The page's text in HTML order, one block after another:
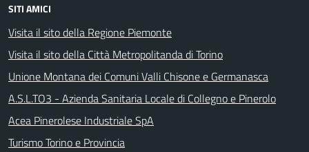
SITI AMICI
Visita il sito della Regione Piemonte
Visita il sito della Città Metropolitanda di Torino
Unione Montana dei Comuni Valli Chisone e Germanasca
A.S.L.TO3 - Azienda Sanitaria Locale di Collegno e Pinerolo
Acea Pinerolese Industriale SpA
Turismo Torino e Provincia